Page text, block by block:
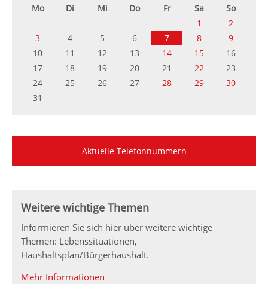
Montag Di enstagMittwochDonnerstag
Freitag SamstagSonntag
1
2
3
4 5 6 7 8
9
10
11 12 13 14 15
16
17
18 19 20 21 22
23
24
25 26 27 28 29
30
31
Aktuelle Telefonnummern
Weitere wichtige Themen
Informieren Sie sich hier über weitere wichtige
Themen: Lebenssituationen,
Haushaltsplan/Bürgerhaushalt.
Mehr Informationen